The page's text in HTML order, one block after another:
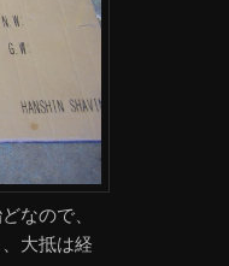
なので、
大抵は経